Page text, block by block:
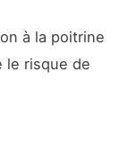
à la poitrine
le risque de